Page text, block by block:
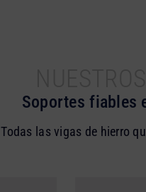
Soportes fiables
Todas las vigas de hierro